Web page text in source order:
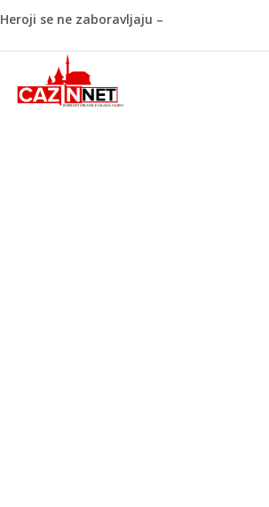
Heroji se ne zaboravljaju –
Video/ Severina prekinula koncert i
poslala poruku o Srebrenici: Kad svi